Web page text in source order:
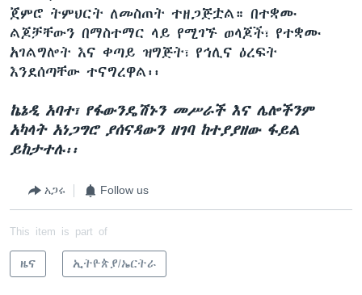
ጀምሮ ትምህርት ለመስጠት ተዘጋጅቷል። በተቋሙ
ልጆቻቸውን በማስተማር ላይ የሚገኙ ወላጆች፣ የተቋሙ
አገልግሎት እና ቀጣይ ዝግጅት፣ የኅሊና ዕረፍት
እንደሰጣቸው ተናግረዋል፡፡
ኬኔዲ አባተ፣ የፋውንዴሽኑን መሥራች እና ሌሎችንም
አካላት አነጋግሮ ያሰናዳውን ዘገባ ከተያያዘው ፋይል
ይከታተሉ፡፡
አጋሩ Follow us
This item is part of
ዜና ኢትዮጵያ/ኤርትራ